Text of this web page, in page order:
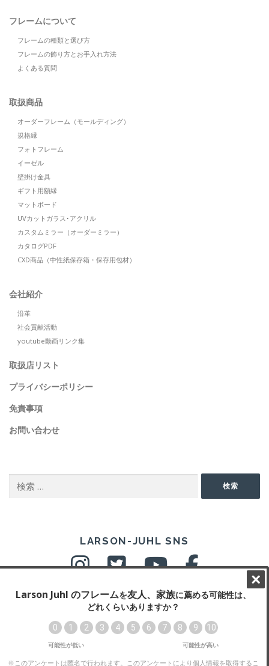
フレームについて
フレームの種類と選び方
フレームの飾り方とお手入れ方法
よくある質問
取扱商品
オーダーフレーム（モールディング）
規格縁
フォトフレーム
イーゼル
壁掛け金具
ギフト用額縁
マットボード
UVカットガラス･アクリル
カスタムミラー（オーダーミラー）
カタログPDF
CXD商品（中性紙保存箱・保存用包材）
会社紹介
沿革
社会貢献活動
youtube動画リンク集
取扱店リスト
プライバシーポリシー
免責事項
お問い合わせ
索:
検索
LARSON-JUHL SNS
Copyright © 2026 ラーソン・ジュール・ニッポン株式会社